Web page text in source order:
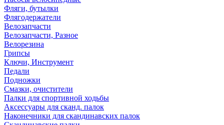
Фляги, бутылки
Флягодержатели
Велозапчасти
Велозапчасти, Разное
Велорезина
Грипсы
Ключи, Инструмент
Педали
Подножки
Смазки, очистители
Палки для спортивной ходьбы
Аксессуары для сканд. палок
Наконечники для скандинавских палок